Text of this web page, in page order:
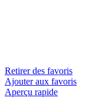
Retirer des favoris
Ajouter aux favoris
Aperçu rapide